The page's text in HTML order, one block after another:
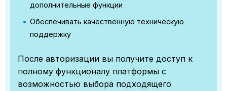
дополнительные функции
Обеспечивать качественную техническую
поддержку
После авторизации вы получите доступ к
полному функционалу платформы с
возможностью выбора подходящего